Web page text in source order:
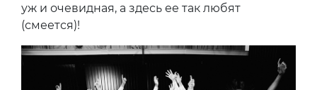
уж и очевидная, а здесь ее так любят
(смеется)!